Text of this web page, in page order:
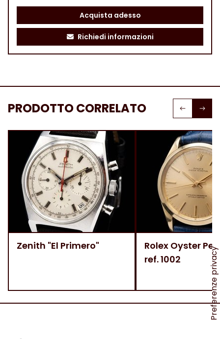
Acquista adesso
Richiedi informazioni
PRODOTTO CORRELATO
Zenith "El Primero"
Rolex Oyster
ref. 1002